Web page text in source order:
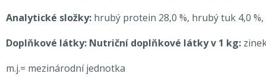
Analytické složky: hrubý protein 28,0 %, hrubý tuk 4,0
Doplňkové látky: Nutriční doplňkové látky v 1 kg:
m.j.= mezinárodní jednotka